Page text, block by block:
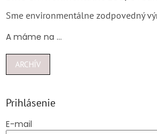
Sme environmentálne zodpovedný
A máme na ...
ARCHÍV
Prihlásenie
E-mail